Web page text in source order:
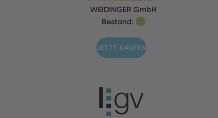
WEIDINGER GmbH
Bestand:
JETZT KAUFEN